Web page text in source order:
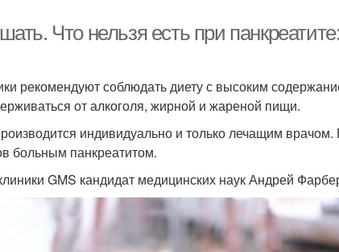
Что нельзя есть при
рекомендуют соблюдать диету с высоким
от алкоголя, жирной и жареной пищи.
индивидуально и только лечащим
больным панкреатитом.
GMS кандидат медицинских наук Андрей